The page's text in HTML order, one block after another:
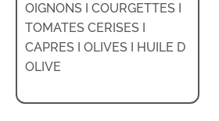
OIGNONS I COURGETTES I
TOMATES CERISES I
CAPRES I OLIVES I HUILE D
OLIVE